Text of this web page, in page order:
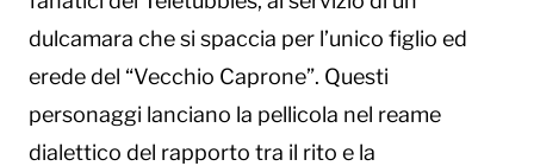
dulcamara che si spaccia per l’unico figlio ed
erede del “Vecchio Caprone”. Questi
personaggi lanciano la pellicola nel reame
dialettico del rapporto tra il rito e la